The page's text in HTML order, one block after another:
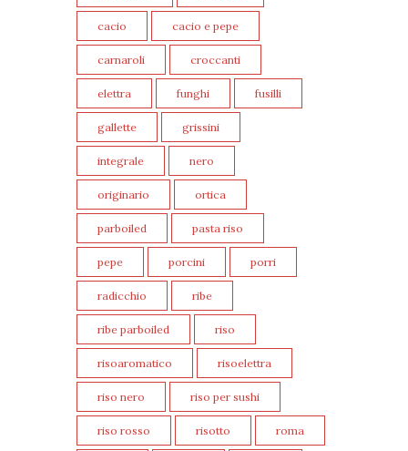
cacio cacio e pepe
carnaroli croccanti
elettra funghi fusilli
gallette grissini
integrale nero
originario ortica
parboiled pasta riso
pepe porcini porri
radicchio ribe
ribe parboiled riso
risoaromatico risoelettra
riso nero riso per sushi
riso rosso risotto roma